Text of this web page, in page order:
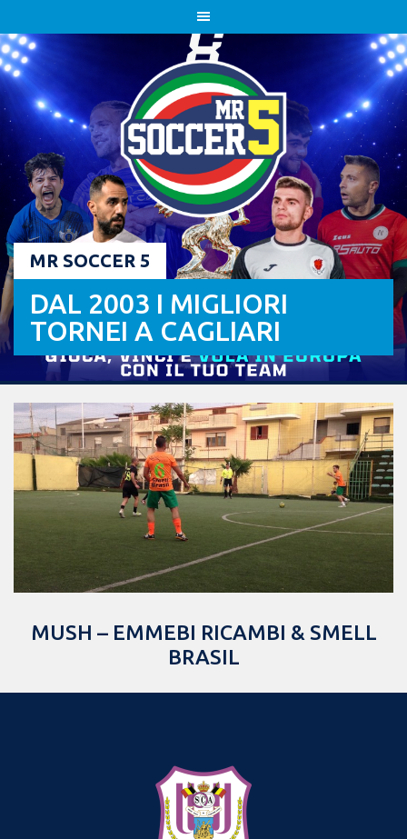
to
content
MR SOCCER 5
DAL 2003 I MIGLIORI
TORNEI A CAGLIARI
MUSH – EMMEBI RICAMBI & SMELL
BRASIL